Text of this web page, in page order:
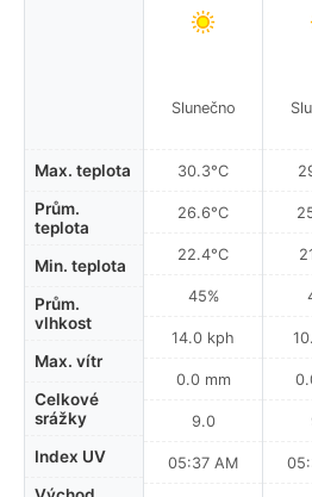
Max. teplota
Prům.
teplota
Min. teplota
Prům.
vlhkost
Max. vítr
Celkové
srážky
Index UV
Slunečno
30.3°C
26.6°C
22.4°C
45%
14.0 kph
0.0 mm
9.0
05:37 AM